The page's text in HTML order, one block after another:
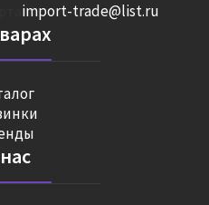
import-trade@list.ru